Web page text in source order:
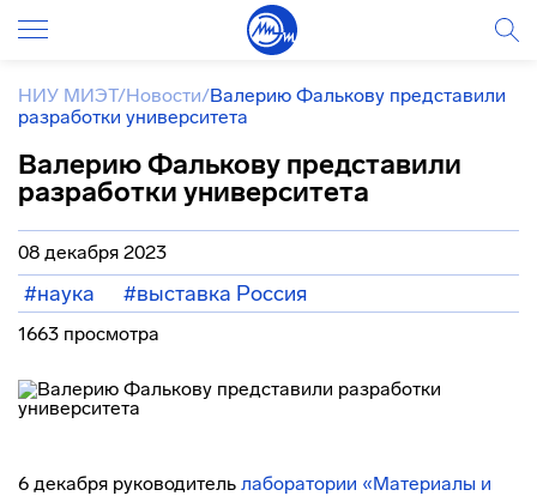
НИУ МИЭТ/Новости/Валерию Фалькову представили
разработки университета
Валерию Фалькову представили
разработки университета
08 декабря 2023
#наука #выставка Россия
1663 просмотра
6 декабря руководитель лаборатории «Материалы и